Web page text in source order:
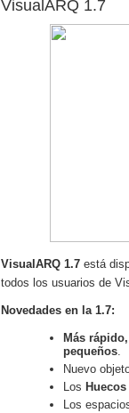
VisualARQ 1.7
VisualARQ 1.7 está
todos los usuarios de
Novedades en la 1.7:
Más rápido,
pequeños.
Nuevo
Los Huecos
Los